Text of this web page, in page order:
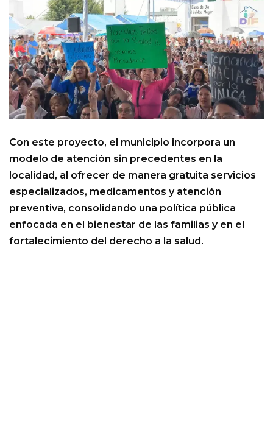
Con este proyecto, el municipio incorpora un
modelo de atención sin precedentes en la
localidad, al ofrecer de manera gratuita servicios
especializados, medicamentos y atención
preventiva, consolidando una política pública
enfocada en el bienestar de las familias y en el
fortalecimiento del derecho a la salud.